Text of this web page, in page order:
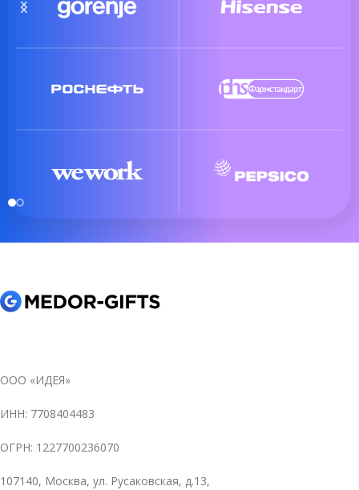
ООО «ИДЕЯ»
ИНН: 7708404483
ОГРН: 1227700236070
107140, Москва, ул. Русаковская, д.13,